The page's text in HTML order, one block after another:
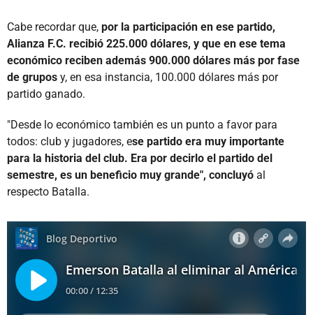
Cabe recordar que, por la participación en ese partido,
Alianza F.C. recibió 225.000 dólares, y que en ese tema
económico reciben además 900.000 dólares más por fase
de grupos y, en esa instancia, 100.000 dólares más por
partido ganado.
"Desde lo económico también es un punto a favor para
todos: club y jugadores, ese partido era muy importante
para la historia del club. Era por decirlo el partido del
semestre, es un beneficio muy grande", concluyó al
respecto Batalla.